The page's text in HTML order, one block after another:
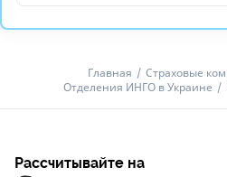
Главная Страховые
Отделения ИНГО в Украине
Рассчитывайте на